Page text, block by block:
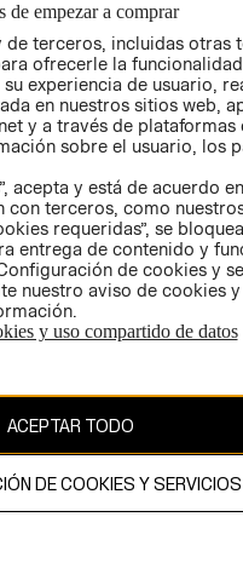
DE INDUSTRIA Y
COMERCIO - SIC
PETICIONES
QUEJAS Y
RECLAMOS
por copyright y es
de empezar a comprar
terceros, incluidas otras
ofrecerle la
experiencia de usuario,
en nuestros sitios web,
y a través de plataformas
sobre el usuario, los
acepta y está de acuerdo
con terceros, como
requeridas”, se
entrega de contenido y
de cookies y
nuestro aviso de cookies
y uso compartido de datos
ACEPTAR TODO
DE COOKIES Y SERVICIOS